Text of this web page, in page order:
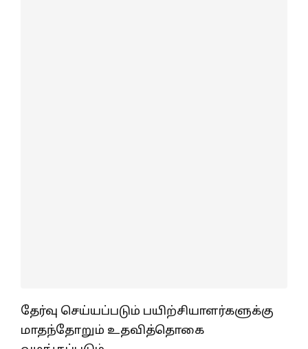
தேர்வு செய்யப்படும் பயிற்சியாளர்களுக்கு
மாதந்தோறும் உதவித்தொகை